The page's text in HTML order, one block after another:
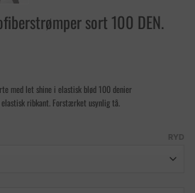
sort 100 DEN.
med let shine i elastisk blød 100 denier
ribkant. Forstærket usynlig tå.
RYD